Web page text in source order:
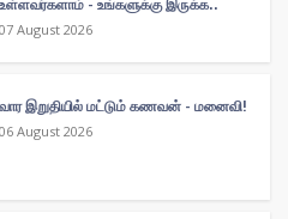
உள்ளவர்களாம் - உங்களுக்கு இருக்க..
07 August 2026
வார இறுதியில் மட்டும் கணவன் - மனைவி!
06 August 2026